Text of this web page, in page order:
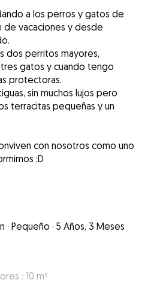
a los perros y gatos de
de vacaciones y desde
dos perritos mayores,
gatos y cuando tengo
protectoras.
sin muchos lujos pero
terracitas pequeñas y un
con nosotros como uno
:D
· Pequeño · 5 Años, 3 Meses
: 10 m²